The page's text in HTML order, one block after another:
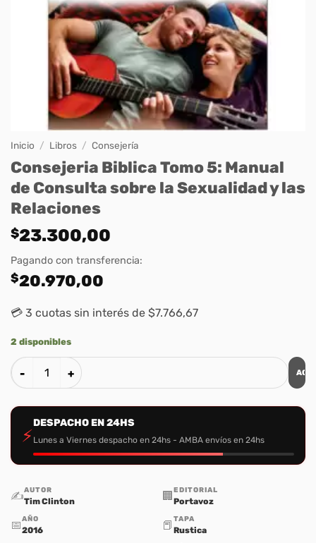
Inicio / Libros / Consejería
Consejeria Biblica Tomo 5: Manual
de Consulta sobre la Sexualidad y las
Relaciones
$23.300,00
Pagando con transferencia:
$20.970,00
💳 3 cuotas sin interés de $7.766,67
2 disponibles
Consejeria Biblica Tomo 5: Manual de Consulta sobre la
⚡
DESPACHO EN 24HS
Lunes a Viernes despacho en 24hs - AMBA envíos en 24hs
✍️AUTOR
Tim Clinton 🏢 EDITORIAL
Portavoz
📅AÑO
2016 📕 TAPA
Rustica